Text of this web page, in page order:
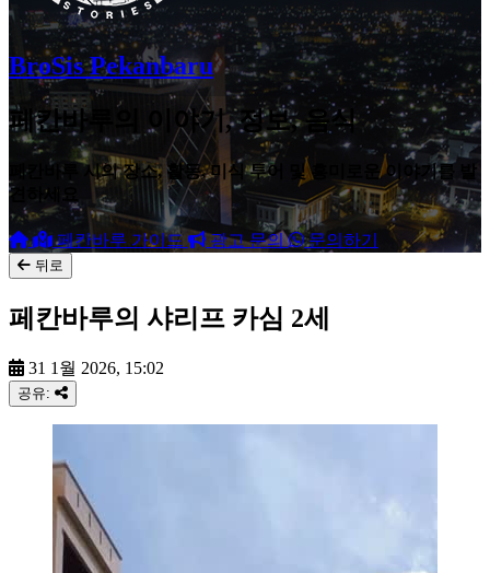
BroSis Pekanbaru
페칸바루의 이야기, 정보, 음식
페칸바루 시의 장소, 활동, 미식 투어 및 흥미로운 이야기를 발
견하세요
페칸바루 가이드 광고 문의 문의하기
뒤로
페칸바루의 샤리프 카심 2세
31 1월 2026, 15:02
공유: